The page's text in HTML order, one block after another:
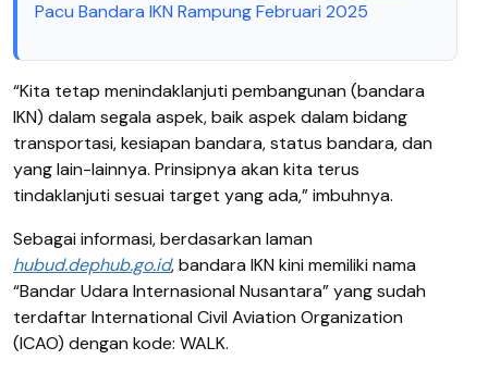
Pacu Bandara IKN Rampung Februari 2025
“Kita tetap menindaklanjuti pembangunan (bandara
IKN) dalam segala aspek, baik aspek dalam bidang
transportasi, kesiapan bandara, status bandara, dan
yang lain-lainnya. Prinsipnya akan kita terus
tindaklanjuti sesuai target yang ada,” imbuhnya.
Sebagai informasi, berdasarkan laman
hubud.dephub.go.id, bandara IKN kini memiliki nama
“Bandar Udara Internasional Nusantara” yang sudah
terdaftar International Civil Aviation Organization
(ICAO) dengan kode: WALK.